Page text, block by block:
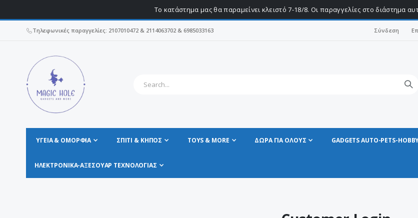
Το κατάστημα μας θα παραμείνει κλειστό 7-18/8. Οι παραγγελίες στο διάστημα
Τηλεφωνικές παραγγελίες: 2107010472 & 2114063702 & 6985033163 Σύνδεση
ΥΓΕΊΑ & ΟΜΟΡΦΙΆ ΣΠΊΤΙ & ΚΗΠΟΣ TOYS & MORE ΔΩΡΑ ΓΙΑ ΟΛΟΥΣ GADGETS AUTO-PETS-
ΗΛΕΚΤΡΟΝΙΚΆ-ΑΞΕΣΟΥΆΡ ΤΕΧΝΟΛΟΓΊΑΣ